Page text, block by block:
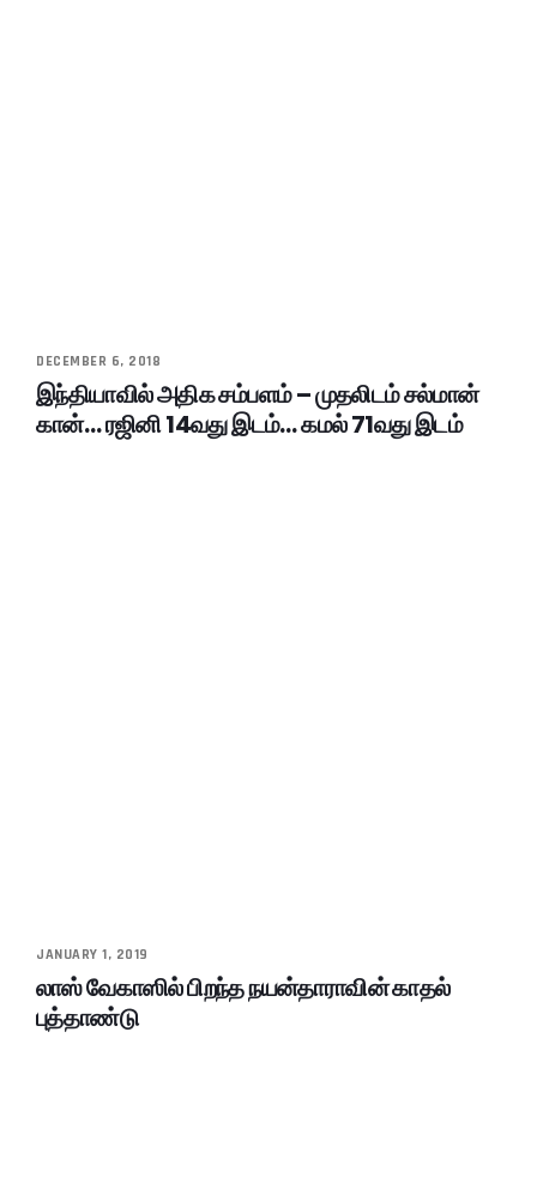
DECEMBER 6, 2018
இந்தியாவில் அதிக சம்பளம் – முதலிடம் சல்மான்
கான்… ரஜினி 14வது இடம்… கமல் 71வது இடம்
JANUARY 1, 2019
லாஸ் வேகாஸில் பிறந்த நயன்தாராவின் காதல்
புத்தாண்டு